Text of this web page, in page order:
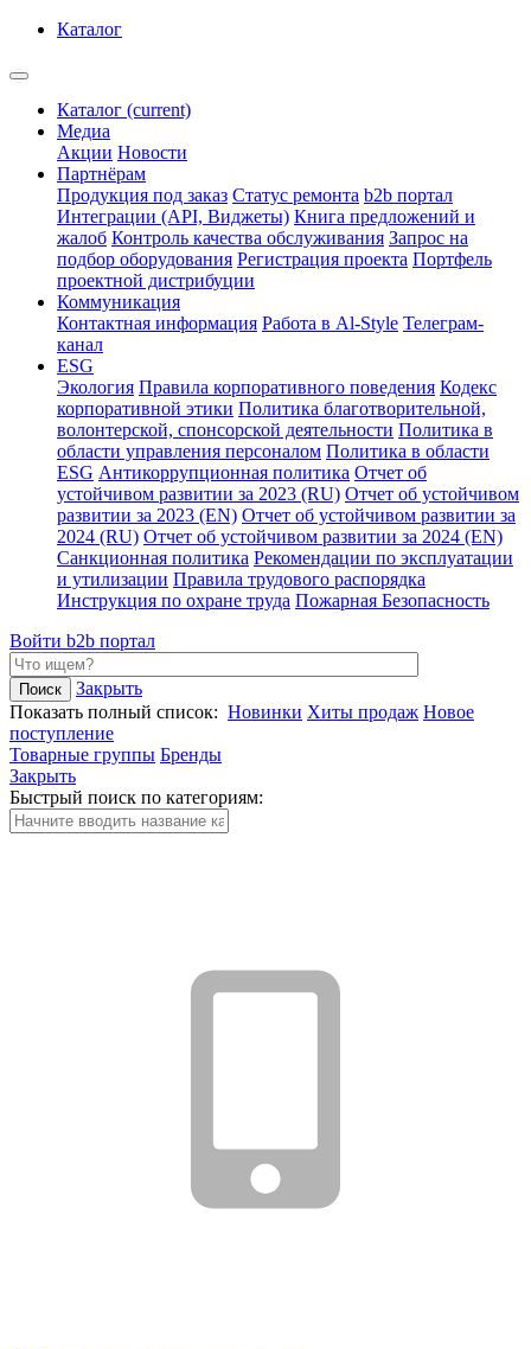
Каталог
Каталог (current)
Медиа
Акции Новости
Партнёрам
Продукция под заказ Статус ремонта b2b портал
Интеграции (API, Виджеты) Книга предложений и
жалоб Контроль качества обслуживания Запрос на
подбор оборудования Регистрация проекта Портфель
проектной дистрибуции
Коммуникация
Контактная информация Работа в Al-Style Телеграм-
канал
ESG
Экология Правила корпоративного поведения Кодекс
корпоративной этики Политика благотворительной,
волонтерской, спонсорской деятельности Политика в
области управления персоналом Политика в области
ESG Антикоррупционная политика Отчет об
устойчивом развитии за 2023 (RU) Отчет об устойчивом
развитии за 2023 (EN) Отчет об устойчивом развитии за
2024 (RU) Отчет об устойчивом развитии за 2024 (EN)
Санкционная политика Рекомендации по эксплуатации
и утилизации Правила трудового распорядка
Инструкция по охране труда Пожарная Безопасность
Войти b2b портал
Закрыть
Показать полный список: Новинки Хиты продаж Новое
поступление
Товарные группы Бренды
Закрыть
Быстрый поиск по категориям: